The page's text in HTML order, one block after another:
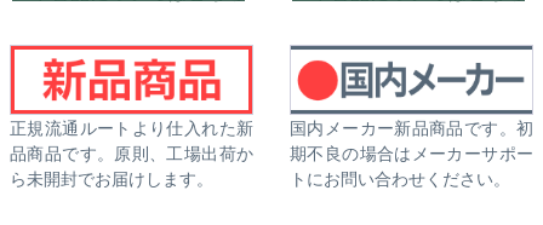
正規流通ルートより仕入れた新
品商品です。原則、工場出荷か
ら未開封でお届けします。
国内メーカー新品商品です。初
期不良の場合はメーカーサポー
トにお問い合わせください。